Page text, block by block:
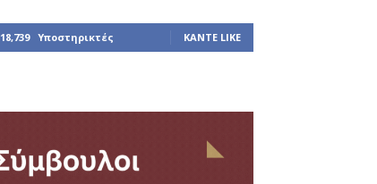
18,739 Υποστηρικτές ΚΆΝΤΕ LIKE